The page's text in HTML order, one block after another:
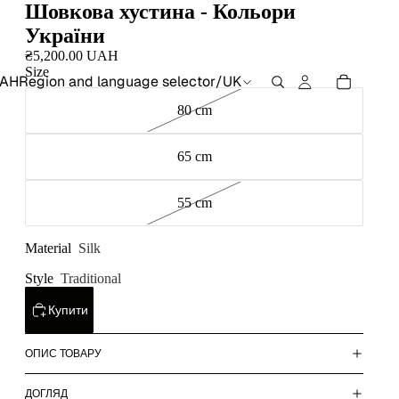
Region and language selector/UK
Шовкова хустина - Кольори
України
₴5,200.00 UAH
Size
80 cm
65 cm
55 cm
Material Silk
Style Traditional
Купити
ОПИС ТОВАРУ
ДОГЛЯД